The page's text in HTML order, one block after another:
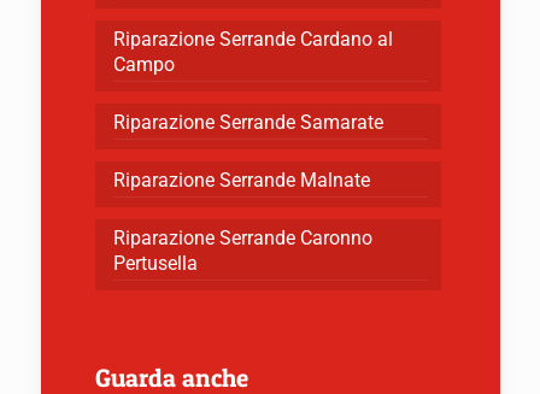
Riparazione Serrande Cardano al
Campo
Riparazione Serrande Samarate
Riparazione Serrande Malnate
Riparazione Serrande Caronno
Pertusella
Guarda anche